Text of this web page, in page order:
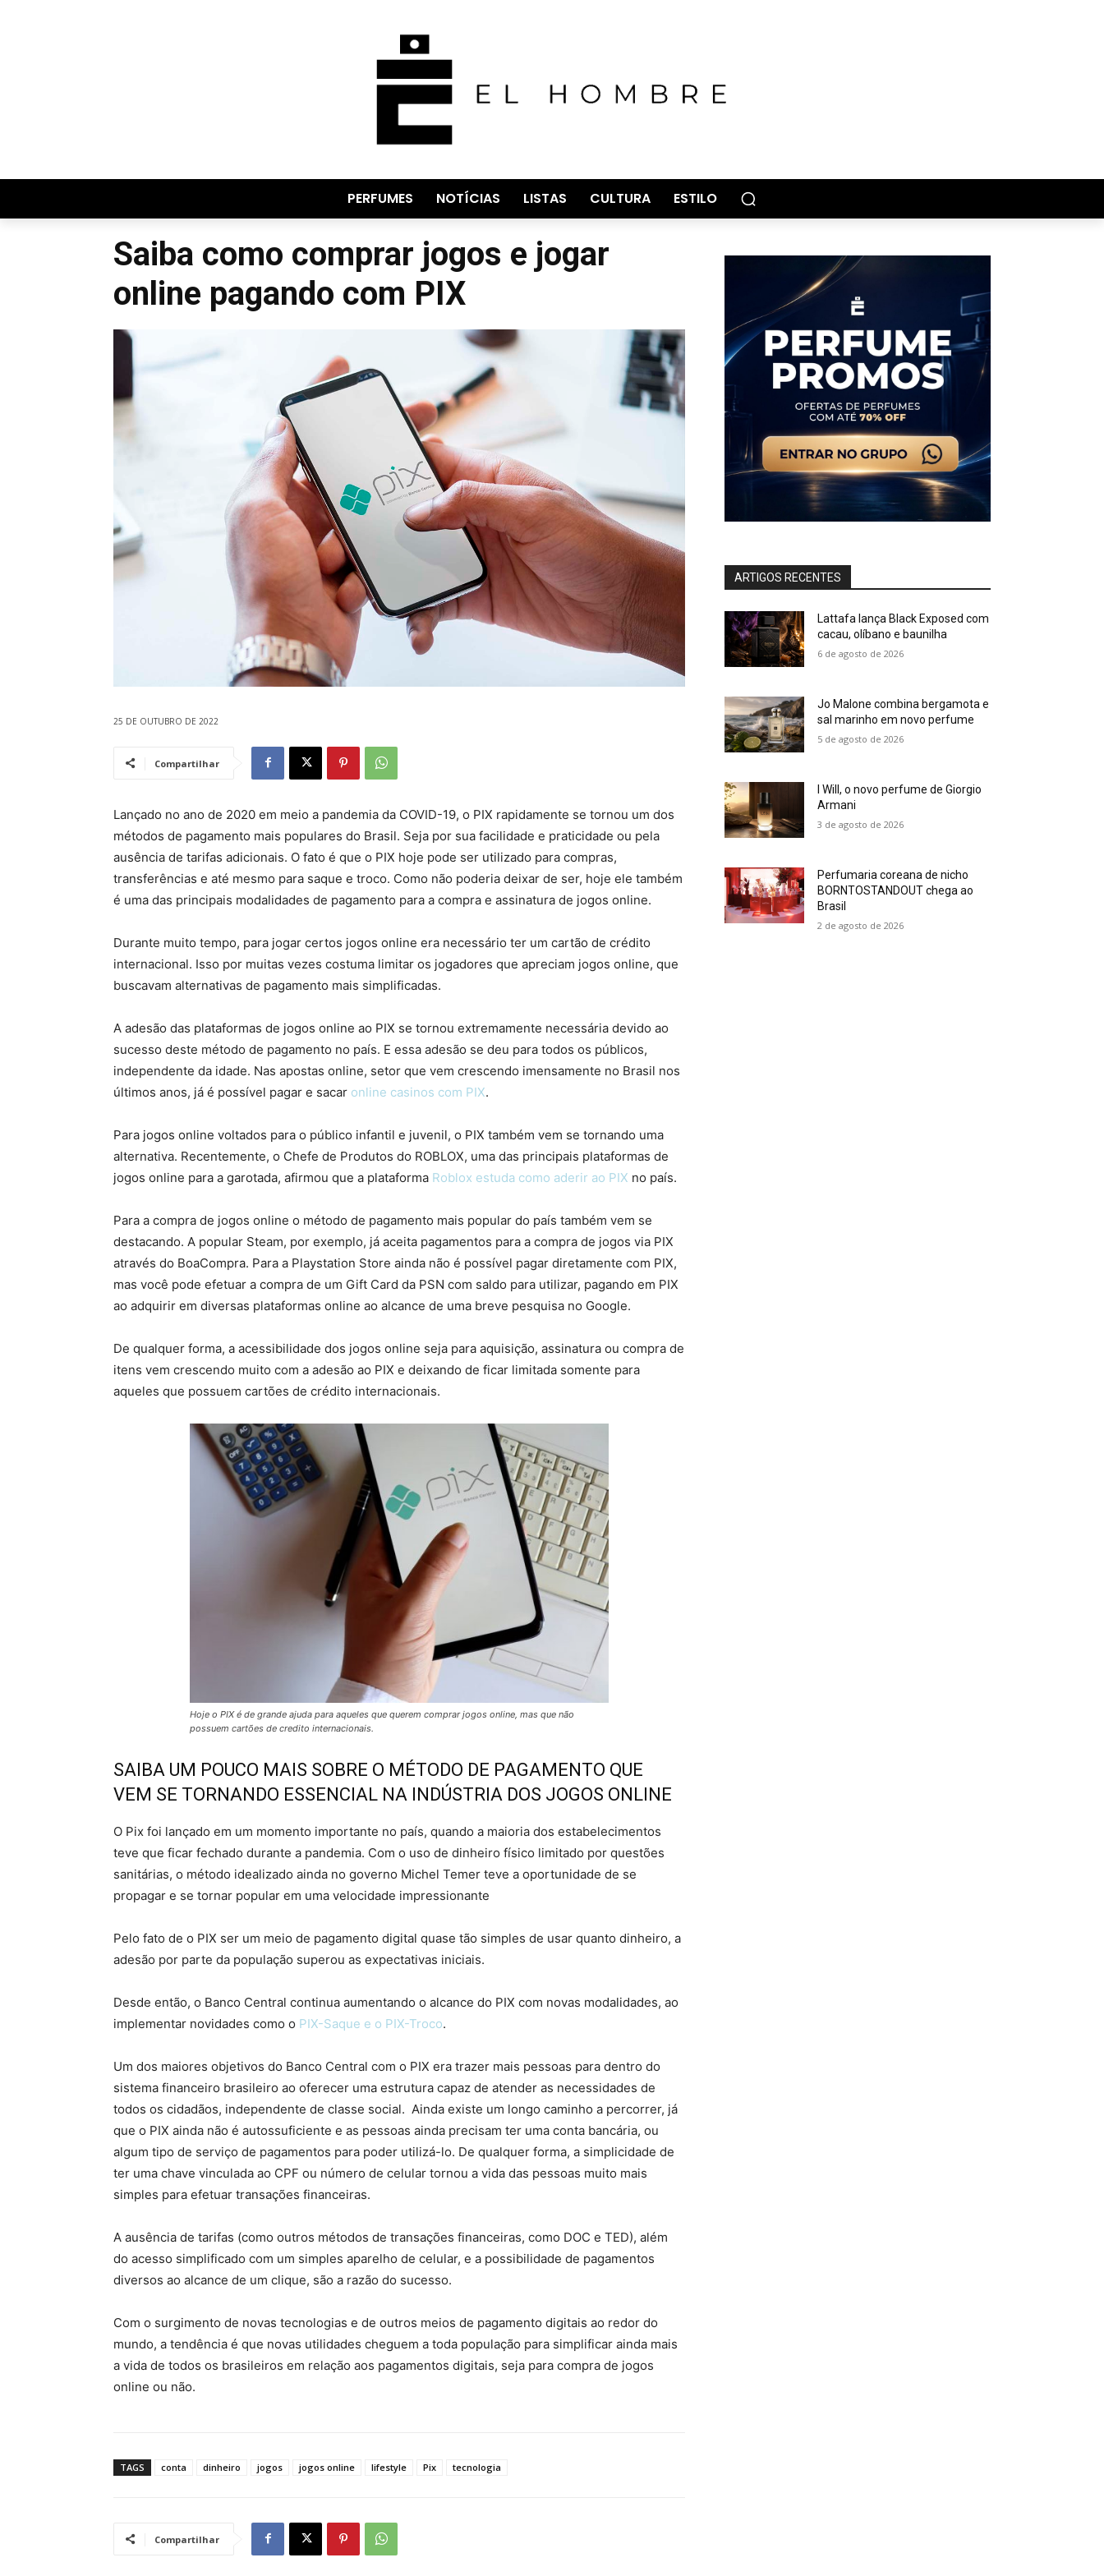
PERFUMES NOTÍCIAS LISTAS CULTURA ESTILO
Saiba como comprar jogos e jogar
online pagando com PIX
25 DE OUTUBRO DE 2022
Compartilhar
Lançado no ano de 2020 em meio a pandemia da COVID-19, o PIX rapidamente se tornou um dos
métodos de pagamento mais populares do Brasil. Seja por sua facilidade e praticidade ou pela
ausência de tarifas adicionais. O fato é que o PIX hoje pode ser utilizado para compras,
transferências e até mesmo para saque e troco. Como não poderia deixar de ser, hoje ele também
é uma das principais modalidades de pagamento para a compra e assinatura de jogos online.
Durante muito tempo, para jogar certos jogos online era necessário ter um cartão de crédito
internacional. Isso por muitas vezes costuma limitar os jogadores que apreciam jogos online, que
buscavam alternativas de pagamento mais simplificadas.
A adesão das plataformas de jogos online ao PIX se tornou extremamente necessária devido ao
sucesso deste método de pagamento no país. E essa adesão se deu para todos os públicos,
independente da idade. Nas apostas online, setor que vem crescendo imensamente no Brasil nos
últimos anos, já é possível pagar e sacar online casinos com PIX.
Para jogos online voltados para o público infantil e juvenil, o PIX também vem se tornando uma
alternativa. Recentemente, o Chefe de Produtos do ROBLOX, uma das principais plataformas de
jogos online para a garotada, afirmou que a plataforma Roblox estuda como aderir ao PIX no país.
Para a compra de jogos online o método de pagamento mais popular do país também vem se
destacando. A popular Steam, por exemplo, já aceita pagamentos para a compra de jogos via PIX
através do BoaCompra. Para a Playstation Store ainda não é possível pagar diretamente com PIX,
mas você pode efetuar a compra de um Gift Card da PSN com saldo para utilizar, pagando em PIX
ao adquirir em diversas plataformas online ao alcance de uma breve pesquisa no Google.
De qualquer forma, a acessibilidade dos jogos online seja para aquisição, assinatura ou compra de
itens vem crescendo muito com a adesão ao PIX e deixando de ficar limitada somente para
aqueles que possuem cartões de crédito internacionais.
Hoje o PIX é de grande ajuda para aqueles que querem comprar jogos online, mas que não
possuem cartões de credito internacionais.
SAIBA UM POUCO MAIS SOBRE O MÉTODO DE PAGAMENTO QUE
VEM SE TORNANDO ESSENCIAL NA INDÚSTRIA DOS JOGOS ONLINE
O Pix foi lançado em um momento importante no país, quando a maioria dos estabelecimentos
teve que ficar fechado durante a pandemia. Com o uso de dinheiro físico limitado por questões
sanitárias, o método idealizado ainda no governo Michel Temer teve a oportunidade de se
propagar e se tornar popular em uma velocidade impressionante
Pelo fato de o PIX ser um meio de pagamento digital quase tão simples de usar quanto dinheiro, a
adesão por parte da população superou as expectativas iniciais.
Desde então, o Banco Central continua aumentando o alcance do PIX com novas modalidades, ao
implementar novidades como o PIX-Saque e o PIX-Troco.
Um dos maiores objetivos do Banco Central com o PIX era trazer mais pessoas para dentro do
sistema financeiro brasileiro ao oferecer uma estrutura capaz de atender as necessidades de
todos os cidadãos, independente de classe social. Ainda existe um longo caminho a percorrer, já
que o PIX ainda não é autossuficiente e as pessoas ainda precisam ter uma conta bancária, ou
algum tipo de serviço de pagamentos para poder utilizá-lo. De qualquer forma, a simplicidade de
ter uma chave vinculada ao CPF ou número de celular tornou a vida das pessoas muito mais
simples para efetuar transações financeiras.
A ausência de tarifas (como outros métodos de transações financeiras, como DOC e TED), além
do acesso simplificado com um simples aparelho de celular, e a possibilidade de pagamentos
diversos ao alcance de um clique, são a razão do sucesso.
Com o surgimento de novas tecnologias e de outros meios de pagamento digitais ao redor do
mundo, a tendência é que novas utilidades cheguem a toda população para simplificar ainda mais
a vida de todos os brasileiros em relação aos pagamentos digitais, seja para compra de jogos
online ou não.
TAGS conta dinheiro jogos jogos online lifestyle Pix tecnologia
Compartilhar
ARTIGOS RECENTES
Lattafa lança Black Exposed com
cacau, olíbano e baunilha
6 de agosto de 2026
Jo Malone combina bergamota e
sal marinho em novo perfume
5 de agosto de 2026
I Will, o novo perfume de Giorgio
Armani
3 de agosto de 2026
Perfumaria coreana de nicho
BORNTOSTANDOUT chega ao
Brasil
2 de agosto de 2026